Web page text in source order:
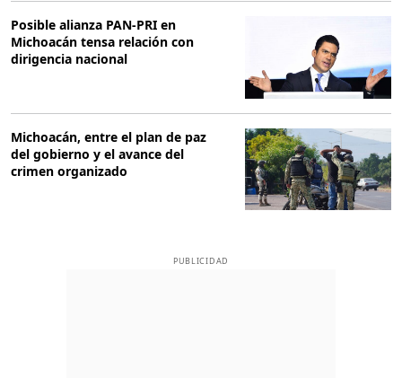
Posible alianza PAN-PRI en
Michoacán tensa relación con
dirigencia nacional
Michoacán, entre el plan de paz
del gobierno y el avance del
crimen organizado
PUBLICIDAD